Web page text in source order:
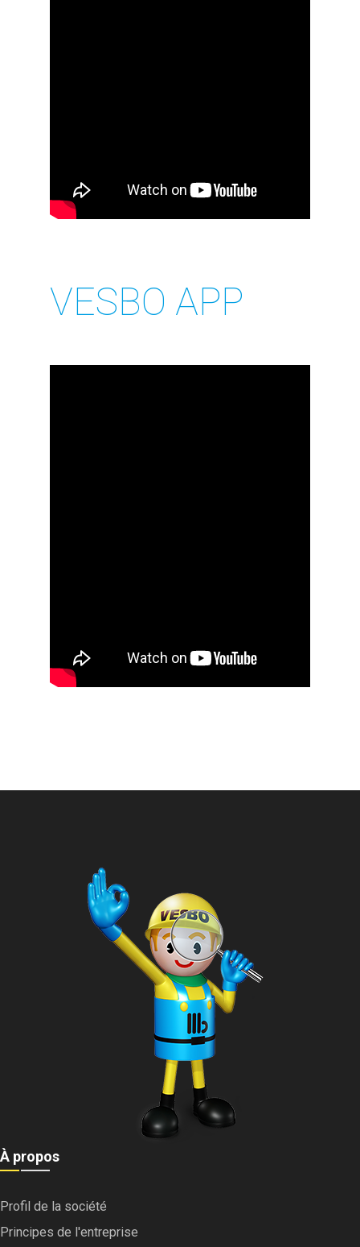
VESBO APP
À propos
Profil de la société
Principes de l'entreprise